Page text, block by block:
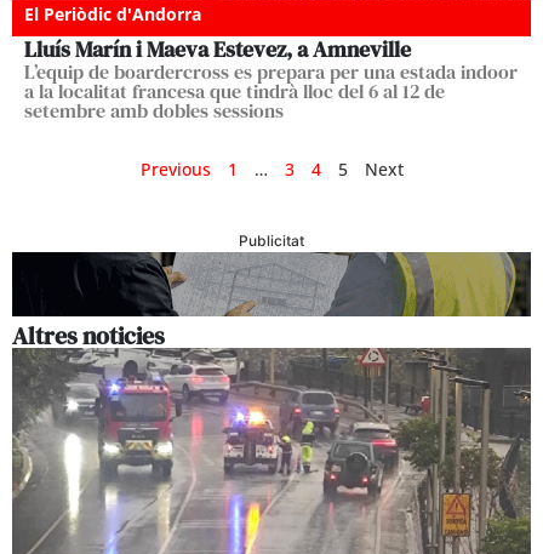
El Periòdic d'Andorra
Lluís Marín i Maeva Estevez, a Amneville
L’equip de boardercross es prepara per una estada indoor
a la localitat francesa que tindrà lloc del 6 al 12 de
setembre amb dobles sessions
Previous 1 … 3 4 5 Next
Publicitat
Altres noticies